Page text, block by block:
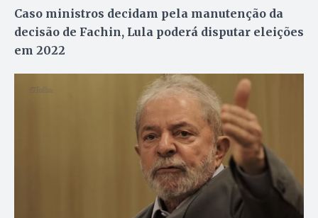
Caso ministros decidam pela manutenção da
decisão de Fachin, Lula poderá disputar eleições
em 2022